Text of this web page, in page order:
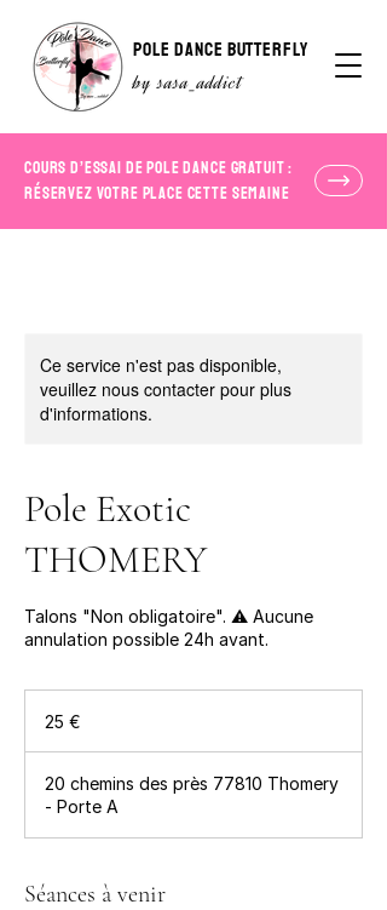
COURS D’ESSAI DE POLE DANCE GRATUIT :
RÉSERVEZ VOTRE PLACE CETTE SEMAINE
POLE DANCE BUTTERFLY
by sasa_addict
Ce service n'est pas disponible,
veuillez nous contacter pour plus
d'informations.
Pole Exotic
THOMERY
Talons "Non obligatoire". ⚠️ Aucune
annulation possible 24h avant.
25 €
20 chemins des près 77810 Thomery
- Porte A
Séances à venir